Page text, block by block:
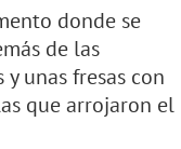
donde se
de las
unas fresas con
que arrojaron el